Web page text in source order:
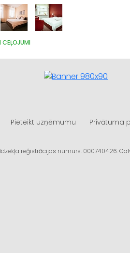
CEĻOJUMI
Pieteikt uzņēmumu Privātuma
reģistrācijas numurs: 000740426.